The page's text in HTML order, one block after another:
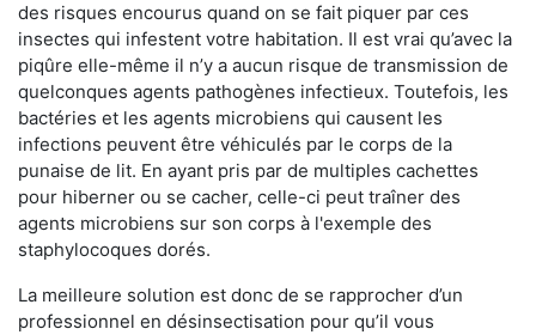
des risques encourus quand on se fait piquer par ces
insectes qui infestent votre habitation. Il est vrai qu’avec la
piqûre elle-même il n’y a aucun risque de transmission de
quelconques agents pathogènes infectieux. Toutefois, les
bactéries et les agents microbiens qui causent les
infections peuvent être véhiculés par le corps de la
punaise de lit. En ayant pris par de multiples cachettes
pour hiberner ou se cacher, celle-ci peut traîner des
agents microbiens sur son corps à l'exemple des
staphylocoques dorés.
La meilleure solution est donc de se rapprocher d’un
professionnel en désinsectisation pour qu’il vous